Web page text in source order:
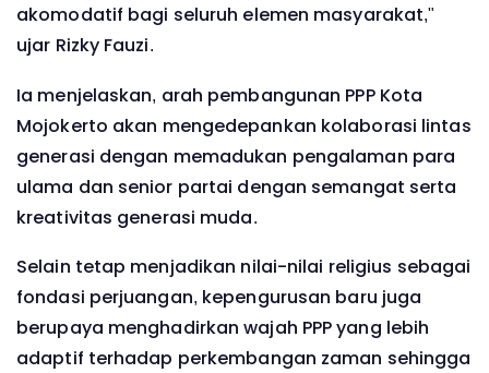
akomodatif bagi seluruh elemen masyarakat,"
ujar Rizky Fauzi.
Ia menjelaskan, arah pembangunan PPP Kota
Mojokerto akan mengedepankan kolaborasi lintas
generasi dengan memadukan pengalaman para
ulama dan senior partai dengan semangat serta
kreativitas generasi muda.
Selain tetap menjadikan nilai-nilai religius sebagai
fondasi perjuangan, kepengurusan baru juga
berupaya menghadirkan wajah PPP yang lebih
adaptif terhadap perkembangan zaman sehingga